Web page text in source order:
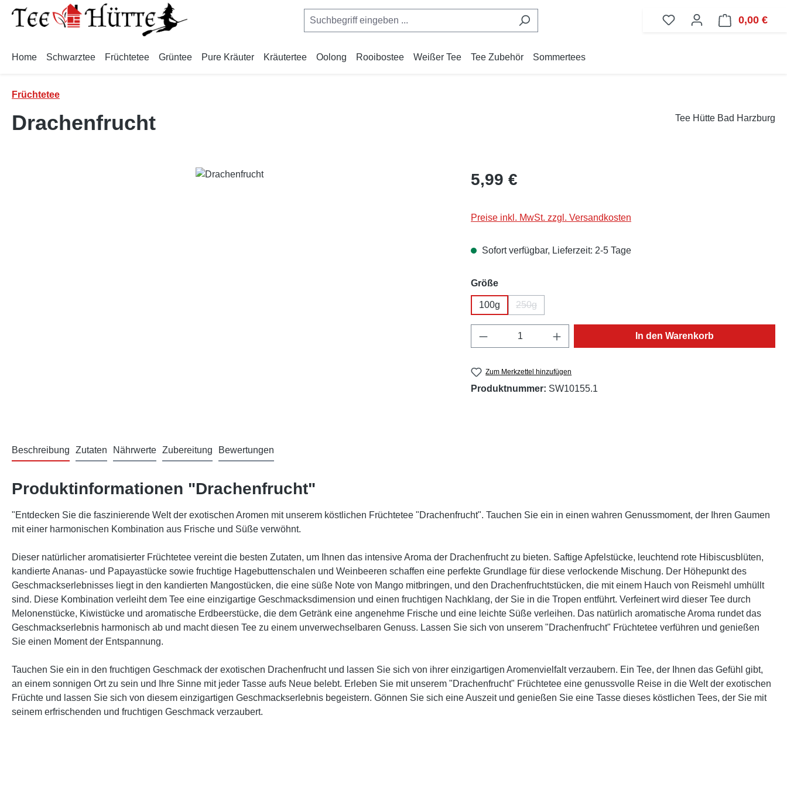
Hauptinhalt springen
Zur Suche springen
Zur Hauptnavigation springen
0,00 €
Home Schwarztee Früchtetee Grüntee Pure Kräuter Kräutertee Oolong Rooibostee Weißer Tee Tee Zubehör Sommertees
Früchtetee
Drachenfrucht Tee Hütte Bad Harzburg
Regulärer Preis:
5,99 €
Preise inkl. MwSt. zzgl. Versandkosten
Sofort verfügbar, Lieferzeit: 2-5 Tage
Größeauswählen
100g 250g
(Diese Option ist zurzeit nicht verfügbar.)
Produkt Anzahl: Gib den gewünschten Wert ein
In den Warenkorb
Zum Merkzettel hinzufügen
Produktnummer: SW10155.1
Beschreibung Zutaten Nährwerte Zubereitung Bewertungen
Produktinformationen "Drachenfrucht"
"Entdecken Sie die faszinierende Welt der exotischen Aromen mit unserem köstlichen Früchtetee "Drachenfrucht". Tauchen Sie ein in einen wahren Genussmoment, der Ihren Gaumen
mit einer harmonischen Kombination aus Frische und Süße verwöhnt.
Dieser natürlicher aromatisierter Früchtetee vereint die besten Zutaten, um Ihnen das intensive Aroma der Drachenfrucht zu bieten. Saftige Apfelstücke, leuchtend rote Hibiscusblüten,
kandierte Ananas- und Papayastücke sowie fruchtige Hagebuttenschalen und Weinbeeren schaffen eine perfekte Grundlage für diese verlockende Mischung. Der Höhepunkt des
Geschmackserlebnisses liegt in den kandierten Mangostücken, die eine süße Note von Mango mitbringen, und den Drachenfruchtstücken, die mit einem Hauch von Reismehl umhüllt
sind. Diese Kombination verleiht dem Tee eine einzigartige Geschmacksdimension und einen fruchtigen Nachklang, der Sie in die Tropen entführt. Verfeinert wird dieser Tee durch
Melonenstücke, Kiwistücke und aromatische Erdbeerstücke, die dem Getränk eine angenehme Frische und eine leichte Süße verleihen. Das natürlich aromatische Aroma rundet das
Geschmackserlebnis harmonisch ab und macht diesen Tee zu einem unverwechselbaren Genuss. Lassen Sie sich von unserem "Drachenfrucht" Früchtetee verführen und genießen
Sie einen Moment der Entspannung.
Tauchen Sie ein in den fruchtigen Geschmack der exotischen Drachenfrucht und lassen Sie sich von ihrer einzigartigen Aromenvielfalt verzaubern. Ein Tee, der Ihnen das Gefühl gibt,
an einem sonnigen Ort zu sein und Ihre Sinne mit jeder Tasse aufs Neue belebt. Erleben Sie mit unserem "Drachenfrucht" Früchtetee eine genussvolle Reise in die Welt der exotischen
Früchte und lassen Sie sich von diesem einzigartigen Geschmackserlebnis begeistern. Gönnen Sie sich eine Auszeit und genießen Sie eine Tasse dieses köstlichen Tees, der Sie mit
seinem erfrischenden und fruchtigen Geschmack verzaubert.